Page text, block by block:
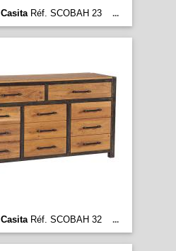
CasitaRéf. SCOBAH 23 ...
CasitaRéf. SCOBAH 32 ...